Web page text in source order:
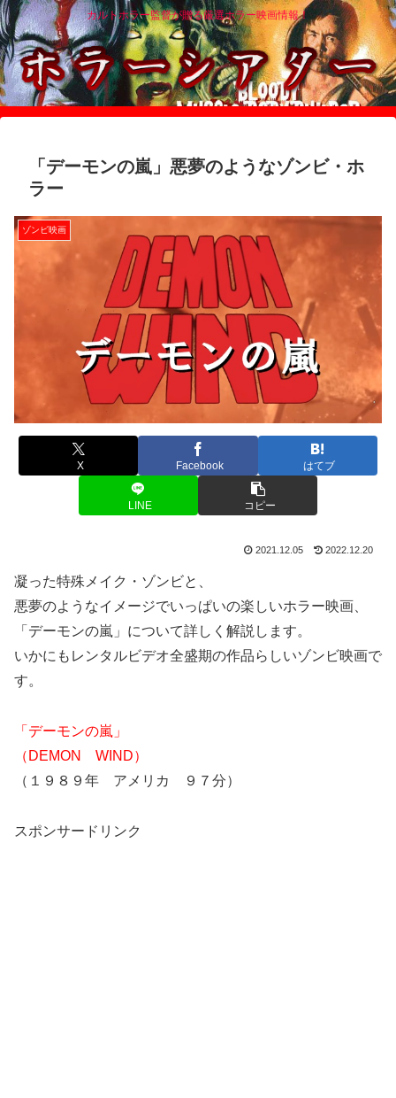
カルトホラー監督が贈る厳選ホラー映画情報！
「デーモンの嵐」悪夢のようなゾンビ・ホ
ラー
ゾンビ映画
X Facebook はてブ
LINE コピー
2021.12.05 2022.12.20
凝った特殊メイク・ゾンビと、
悪夢のようなイメージでいっぱいの楽しいホラー映画、
「デーモンの嵐」について詳しく解説します。
いかにもレンタルビデオ全盛期の作品らしいゾンビ映画で
す。
「デーモンの嵐」
（DEMON WIND）
（１９８９年 アメリカ ９７分）
スポンサードリンク